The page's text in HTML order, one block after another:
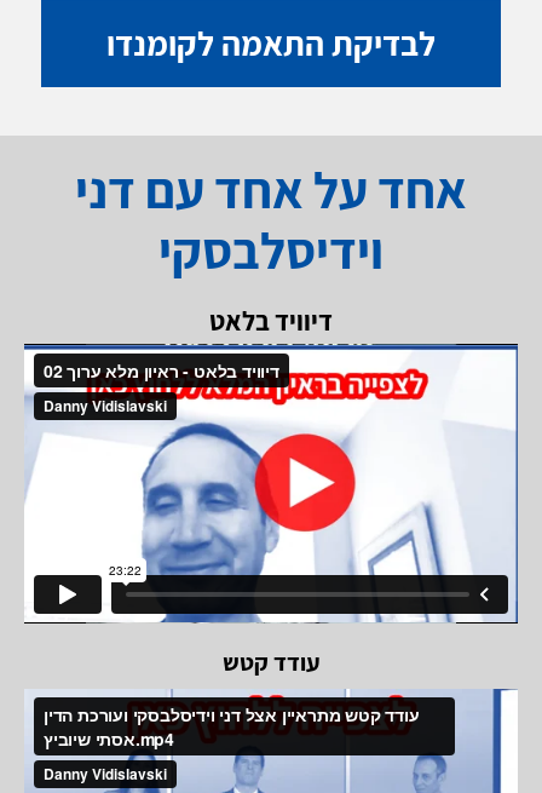
לבדיקת התאמה לקומנדו
אחד על אחד עם דני
וידיסלבסקי
דיוויד בלאט
עודד קטש